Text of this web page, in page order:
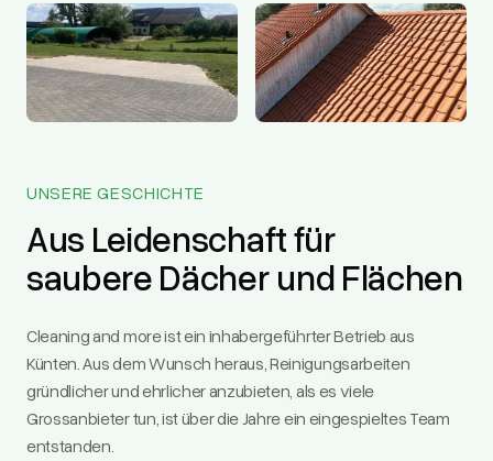
UNSERE GESCHICHTE
Aus Leidenschaft für
saubere Dächer und Flächen
Cleaning and more ist ein inhabergeführter Betrieb aus
Künten. Aus dem Wunsch heraus, Reinigungsarbeiten
gründlicher und ehrlicher anzubieten, als es viele
Grossanbieter tun, ist über die Jahre ein eingespieltes Team
entstanden.